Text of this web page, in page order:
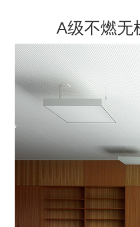
A级不燃无